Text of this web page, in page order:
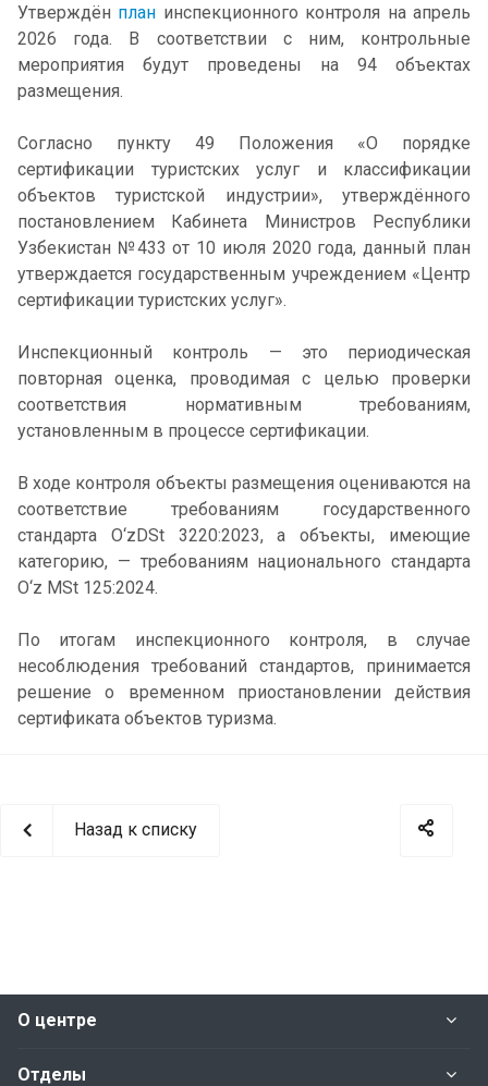
Утверждён план инспекционного контроля на апрель
2026 года. В соответствии с ним, контрольные
мероприятия будут проведены на 94 объектах
размещения.
Согласно пункту 49 Положения «О порядке
сертификации туристских услуг и классификации
объектов туристской индустрии», утверждённого
постановлением Кабинета Министров Республики
Узбекистан №433 от 10 июля 2020 года, данный план
утверждается государственным учреждением «Центр
сертификации туристских услуг».
Инспекционный контроль — это периодическая
повторная оценка, проводимая с целью проверки
соответствия нормативным требованиям,
установленным в процессе сертификации.
В ходе контроля объекты размещения оцениваются на
соответствие требованиям государственного
стандарта O‘zDSt 3220:2023, а объекты, имеющие
категорию, — требованиям национального стандарта
O‘z MSt 125:2024.
По итогам инспекционного контроля, в случае
несоблюдения требований стандартов, принимается
решение о временном приостановлении действия
сертификата объектов туризма.
Назад к списку
О центре
Отделы